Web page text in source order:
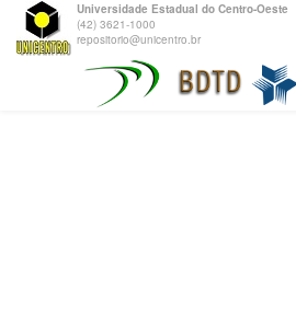
Universidade Estadual do Centro-Oeste
(42) 3621-1000
repositorio@unicentro.br